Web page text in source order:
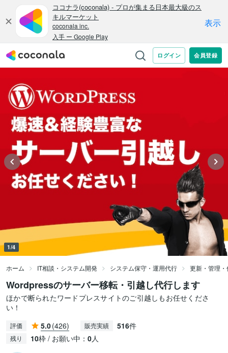
1/4
ホーム IT相談・システム開発 システム保守・運用代行 更新・管理
Wordpressのサーバー移転・引越し代行します
ほかで断られたワードプレスサイトのご引越しもお任せくださ
い！
評価 5.0(426) 販売実績 516件
残り 10枠 / お願い中： 0人